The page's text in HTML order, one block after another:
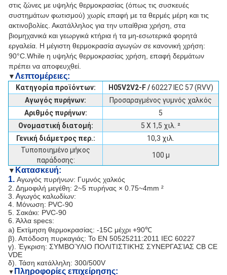
στις ζώνες με υψηλής θερμοκρασίας (όπως τις συσκευές
συστημάτων φωτισμού) χωρίς επαφή με τα θερμές μέρη και τις
ακτινοβολίες. Ακατάλληλος για την υπαίθρια χρήση, στα
βιομηχανικά και γεωργικά κτήρια ή τα μη-εσωτερικά φορητά
εργαλεία. Η μέγιστη θερμοκρασία αγωγών σε κανονική χρήση:
90°C.While η υψηλής θερμοκρασίας χρήση, επαφή δερμάτων
πρέπει να αποφευχθεί.
▼Λεπτομέρειες:
Κατηγορία προϊόντων: H05V2V2-F /60227 IEC 57 (RVV)
Αγωγός πυρήνων:
Προσαραγμένος γυμνός χαλκός
Αριθμός πυρήνων:
5
Ονομαστική διατομή:
5 X 1,5 χιλ. ²
Γενική διάμετρος περ.:
10,3 χιλ.
Τυποποιημένο μήκος
παράδοσης:
100 μ
▼ Κατασκευή:
1. Αγωγός πυρήνων: Γυμνός χαλκός
2. Δημοφιλή μεγέθη: 2~5 πυρήνας × 0.75~4mm ²
3. Αγωγός καλωδίων:
4. Μόνωση: PVC-90
5. Σακάκι: PVC-90
6. Άλλα specs:
a) Εκτίμηση θερμοκρασίας: -15C μέχρι +90℃
β). Απόδοση πυρκαγιάς: Το EN 50525211:2011 IEC 60227
γ). Έγκριση: ΣΥΜΒΟΎΛΙΟ ΠΟΛΙΤΙΣΤΙΚΉΣ ΣΥΝΕΡΓΑΣΊΑΣ CB CE
VDE
δ). Τάση κατάλληλη: 300/500V
▼ Πληροφορίες επιχείρησης: